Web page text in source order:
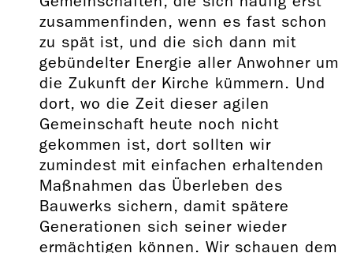
zusammenfinden, wenn es fast schon
zu spät ist, und die sich dann mit
gebündelter Energie aller Anwohner um
die Zukunft der Kirche kümmern. Und
dort, wo die Zeit dieser agilen
Gemeinschaft heute noch nicht
gekommen ist, dort sollten wir
zumindest mit einfachen erhaltenden
Maßnahmen das Überleben des
Bauwerks sichern, damit spätere
Generationen sich seiner wieder
ermächtigen können. Wir schauen dem